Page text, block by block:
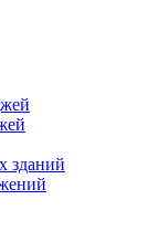
зданий